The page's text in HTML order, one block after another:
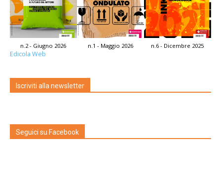
n.2 - Giugno 2026 n.1 - Maggio 2026 n.6 - Dicembre 2025
Edicola Web
Iscriviti alla newsletter
Seguici su Facebook